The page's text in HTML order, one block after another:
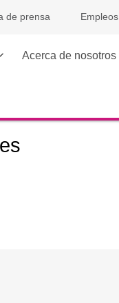
de prensa Empleos
Acerca de nosotros